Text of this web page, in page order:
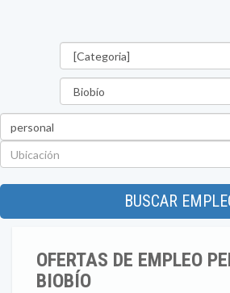
BUSCAR
OFERTAS DE EMPLEO
BIOBÍO